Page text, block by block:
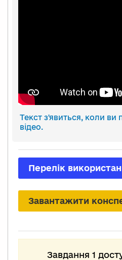
Текст з'явиться, коли ви
відео.
Перелік
Завантажити
Завдання 1